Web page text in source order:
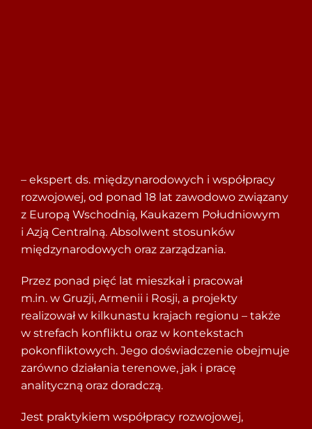
– ekspert ds. międzynarodowych i współpracy
rozwojowej, od ponad 18 lat zawodowo związany
z Europą Wschodnią, Kaukazem Południowym
i Azją Centralną. Absolwent stosunków
międzynarodowych oraz zarządzania.
Przez ponad pięć lat mieszkał i pracował
m.in. w Gruzji, Armenii i Rosji, a projekty
realizował w kilkunastu krajach regionu – także
w strefach konfliktu oraz w kontekstach
pokonfliktowych. Jego doświadczenie obejmuje
zarówno działania terenowe, jak i pracę
analityczną oraz doradczą.
Jest praktykiem współpracy rozwojowej,